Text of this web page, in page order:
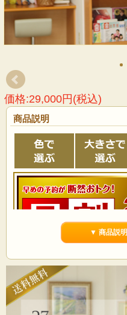
価格:29,000円(税込)
商品説明
例)10/1 PM1:00までにご
にお届けの方が対象です。
※[ご注文直後]自動配信の
表示となります。当店で
▼ 商品説